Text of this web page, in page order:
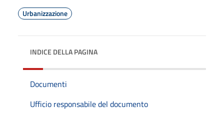
Urbanizzazione
INDICE DELLA PAGINA
Documenti
Ufficio responsabile del documento